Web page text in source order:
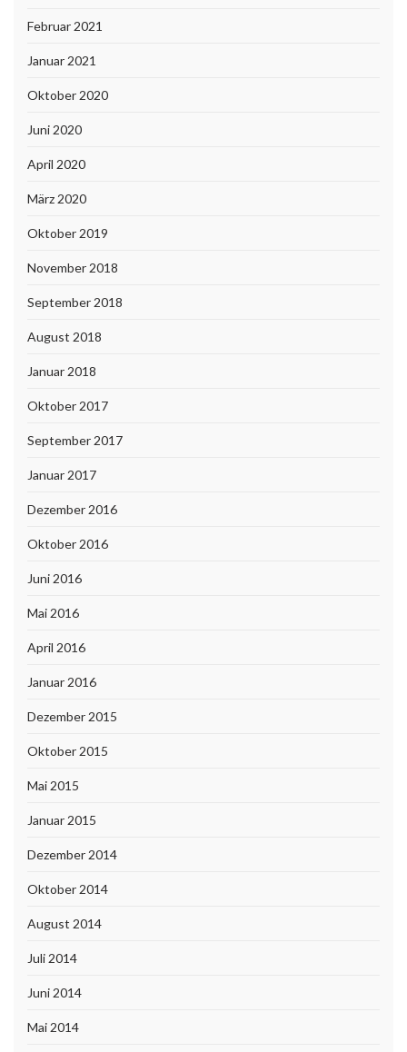
Februar 2021
Januar 2021
Oktober 2020
Juni 2020
April 2020
März 2020
Oktober 2019
November 2018
September 2018
August 2018
Januar 2018
Oktober 2017
September 2017
Januar 2017
Dezember 2016
Oktober 2016
Juni 2016
Mai 2016
April 2016
Januar 2016
Dezember 2015
Oktober 2015
Mai 2015
Januar 2015
Dezember 2014
Oktober 2014
August 2014
Juli 2014
Juni 2014
Mai 2014